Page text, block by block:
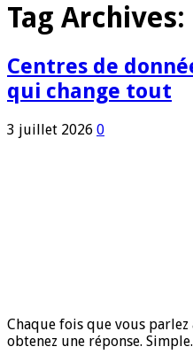
Tag Archives:
Centres de
qui change tout
3 juillet 2026 0
Chaque fois que vous parlez
obtenez une réponse.